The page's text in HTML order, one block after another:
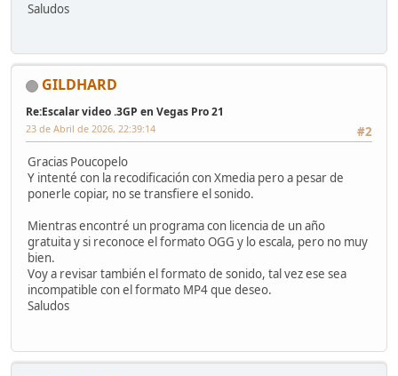
Saludos
GILDHARD
Re:Escalar video .3GP en Vegas Pro 21
#2
23 de Abril de 2026, 22:39:14
Gracias Poucopelo
Y intenté con la recodificación con Xmedia pero a pesar de
ponerle copiar, no se transfiere el sonido.
Mientras encontré un programa con licencia de un año
gratuita y si reconoce el formato OGG y lo escala, pero no muy
bien.
Voy a revisar también el formato de sonido, tal vez ese sea
incompatible con el formato MP4 que deseo.
Saludos